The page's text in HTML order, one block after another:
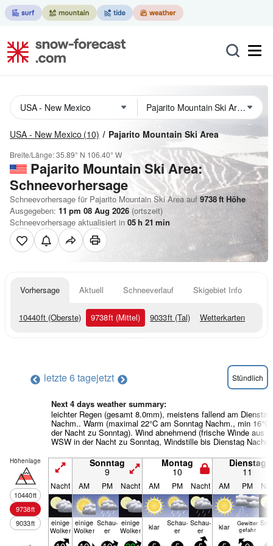
USA - New Mexico (10) Pajarito Mountain Ski Area
Breite/Länge:35.89° N 106.40° W
Pajarito Mountain Ski Area:
Schneevorhersage
Schneevorhersage für Pajarito Mountain Ski Area auf 9738ft Höhe
Ausgegeben: 11 pm 08 Aug 2026 (ortszeit)
Schneevorhersage aktualisiert in 05h 21 min
Vorhersage Aktuell Schneeverlauf Skigebiet Info
10440ft (Oberste) 9738ft (Mittel) 9033ft (Tal) Wetterkarten
letzte 6 tagejetzt Stündlich
Next 4 days weather summary:
leichter Regen (gesamt 8.0mm), meistens fallend am Dienstag
Nachm.. Warm (maximal 22°C am Sonntag Nachm., min 16°C
der Nacht zu Sonntag). Wind abnehmend (frische Winde aus
WSW in der Nacht zu Sonntag, Windstille bis Dienstag
Höhenlage
10440ft
9738ft
9033ft
Sonntag
9
Montag
10
Dienstag
11
Nacht AM PM Nacht AM PM Nacht AM PM
einige
Wolken
einige
Wolken
Schau­
er
einige
Wolken klar Schau­
er
Schau­
er klar
Gewitter
gefahr